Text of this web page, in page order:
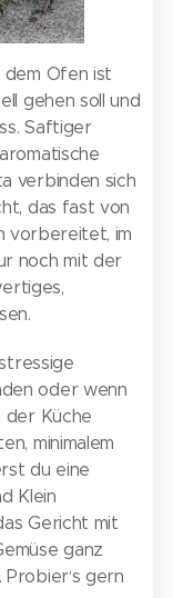
dem Ofen ist
gehen soll und
Saftiger
verbinden sich
das fast von
vorbereitet, im
noch mit der
oder wenn
der Küche
minimalem
du eine
Klein
Gericht mit
ganz
gern